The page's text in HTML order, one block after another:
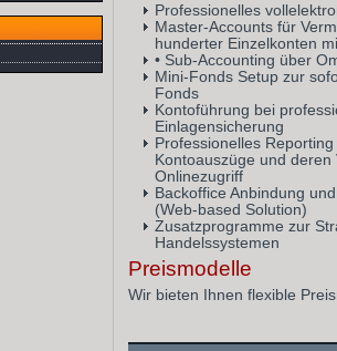
Professionelles
Master-Accounts für
hunderter Einzelkonten
• Sub-Accounting über
Mini-Fonds Setup zur
Fonds
Kontoführung bei
Einlagensicherung
Professionelles
Kontoauszüge und
Onlinezugriff
Backoffice Anbindung
(Web-based Solution)
Zusatzprogramme zur
Handelssystemen
Preismodelle
Wir bieten Ihnen flexible